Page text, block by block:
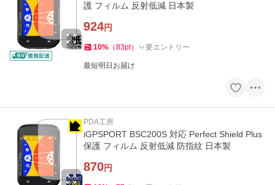
護 フィルム 反射低減 日本製
924円
10% （83pt） 要エントリー
最短明日お届け
PDA工房
iGPSPORT BSC200S 対応 Perfect Shield Plus
保護 フィルム 反射低減 防指紋 日本製
870円